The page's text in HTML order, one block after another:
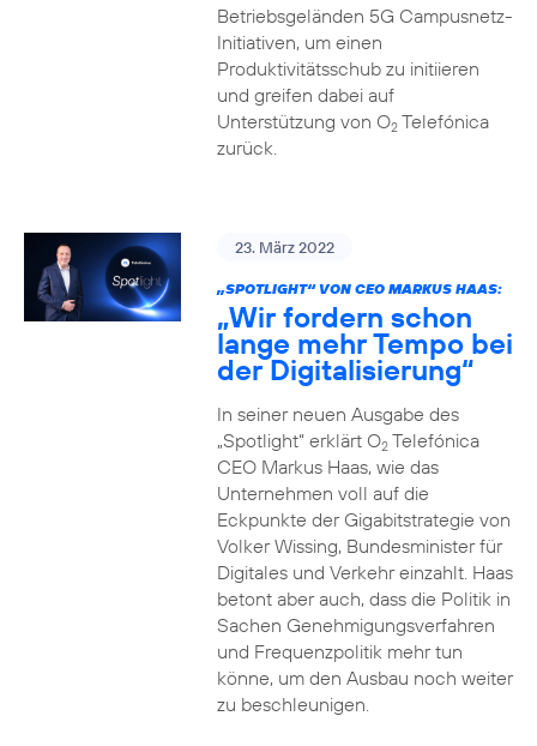
Betriebsgeländen 5G Campusnetz-
Initiativen, um einen
Produktivitätsschub zu initiieren
und greifen dabei auf
Unterstützung von O2Telefónica
zurück.
23. März 2022
„SPOTLIGHT“ VON CEO MARKUS HAAS:
„Wir fordern schon
lange mehr Tempo bei
der Digitalisierung“
In seiner neuen Ausgabe des
„Spotlight“ erklärt O2Telefónica
CEO Markus Haas, wie das
Unternehmen voll auf die
Eckpunkte der Gigabitstrategie von
Volker Wissing, Bundesminister für
Digitales und Verkehr einzahlt. Haas
betont aber auch, dass die Politik in
Sachen Genehmigungsverfahren
und Frequenzpolitik mehr tun
könne, um den Ausbau noch weiter
zu beschleunigen.